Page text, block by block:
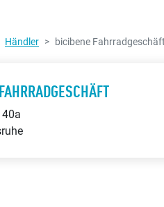
Händler bicibene Fahrradgeschäft